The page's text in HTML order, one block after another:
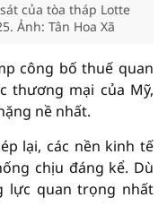
của tòa tháp Lotte
Ảnh: Tân Hoa Xã
công bố thuế quan
thương mại của Mỹ,
nề nhất.
lại, các nền kinh tế
chịu đáng kể. Dù
lực quan trọng nhất